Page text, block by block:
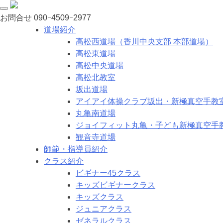
お問合せ 090ｰ4509ｰ2977
道場紹介
高松西道場（香川中央支部 本部道場）
高松東道場
高松中央道場
高松北教室
坂出道場
アイアイ体操クラブ坂出・新極真空手教
丸亀南道場
ジョイフィット丸亀・子ども新極真空手
観音寺道場
師範・指導員紹介
クラス紹介
ビギナー45クラス
キッズビギナークラス
キッズクラス
ジュニアクラス
ゼネラルクラス